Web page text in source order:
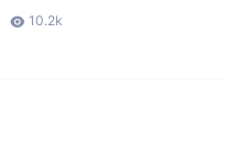
10.2k